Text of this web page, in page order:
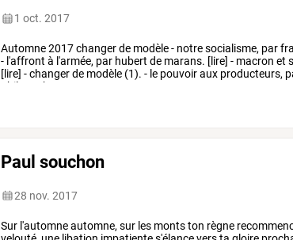
1 oct. 2017
Automne2017changerde modèle- notresocialisme, par
- l'affront à l'armée, par hubert de marans. [lire] - macron et
[lire] -changerde modèle (1). - le pouvoiraux producteurs,
philosophe,
Paul souchon
28 nov. 2017
Sur l'automneautomne, sur les montston règne